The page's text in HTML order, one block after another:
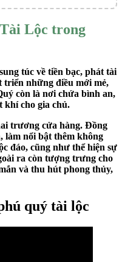
Lộc trong
túc về tiền bạc, phát tài
triển những điều mới mẻ,
còn là nơi chứa bình an,
khí cho gia chủ.
trương cửa hàng. Đồng
làm nổi bật thêm không
đáo, cũng như thể hiện sự
ra còn tượng trưng cho
và thu hút phong thủy,
quý tài lộc